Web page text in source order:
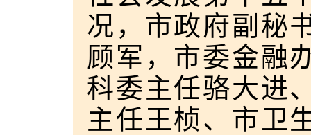
况，市政府副秘
顾军，市委金融
科委主任骆大进
主任王桢、市卫